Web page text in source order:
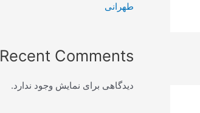
طهرانی
Recent Comments
دیدگاهی برای نمایش وجود ندارد.